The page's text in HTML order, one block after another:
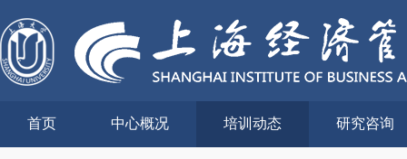
首页 中心概况 培训动态 研究咨询